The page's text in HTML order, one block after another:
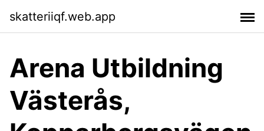
skatteriiqf.web.app
Arena Utbildning
Västerås,